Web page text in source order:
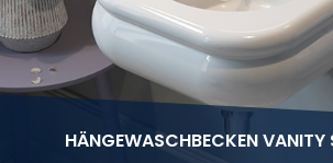
HÄNGEWASCHBECKEN